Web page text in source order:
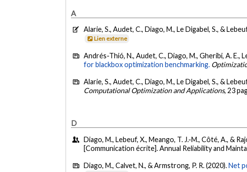
A
Alarie, S., Audet, C., Diago, M., Le Digabel, S., &
Lien externe
Andrés-Thió, N., Audet, C., Diago, M., Gheribi, A. E.,
for blackbox optimization benchmarking.
Alarie, S., Audet, C., Diago, M., Le Digabel, S., &
Computational Optimization and Applications, 23
D
Diago, M., Lebeuf, X., Meango, T. J.-M., Côté, A., &
[Communication écrite]. Annual Reliability and
Diago, M., Calvet, N., & Armstrong, P. R. (2020).Net